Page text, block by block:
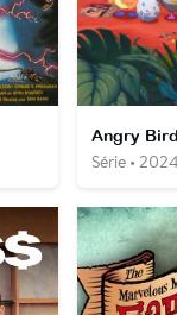
Série • 2024